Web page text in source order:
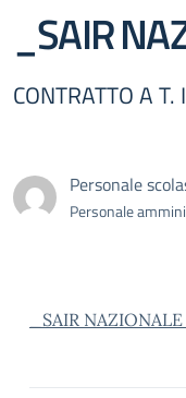
_SAIR
CONTRATTO A
Personale
Personale
_SAIR